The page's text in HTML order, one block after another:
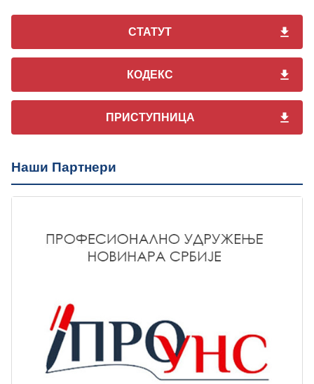
СТАТУТ
КОДЕКС
ПРИСТУПНИЦА
Наши Партнери